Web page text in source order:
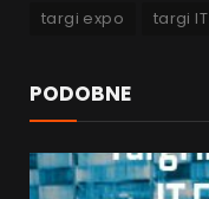
targi expo targi IT
PODOBNE